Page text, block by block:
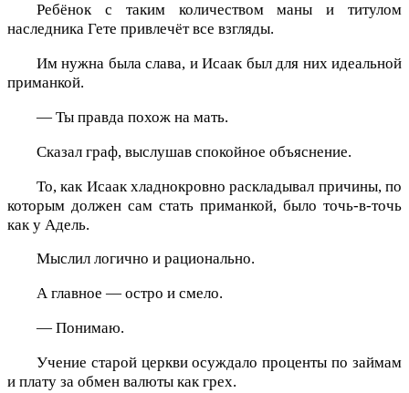
Ребёнок с таким количеством маны и титулом
наследника Гете привлечёт все взгляды.
Им нужна была слава, и Исаак был для них идеальной
приманкой.
— Ты правда похож на мать.
Сказал граф, выслушав спокойное объяснение.
То, как Исаак хладнокровно раскладывал причины, по
которым должен сам стать приманкой, было точь-в-точь
как у Адель.
Мыслил логично и рационально.
А главное — остро и смело.
— Понимаю.
Учение старой церкви осуждало проценты по займам
и плату за обмен валюты как грех.